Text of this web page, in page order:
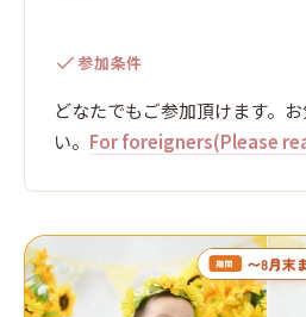
参加条件
どなたでもご参加頂けます。
い。 For foreigners(Please